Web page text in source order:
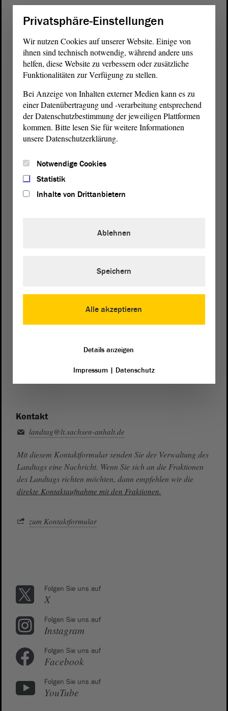
Postanschrift
Landtagvon Sachsen-Anhalt
Domplatz 6–9
Presse- und Öffentlichkeitsarbeit
Kontakt
landtag@lt.sachsen-anhalt.de
Mit diesem Kontaktformular senden Sie der Verwaltung des
Landtags eine Nachricht. Wenn Sie sich an die Fraktionen
des Landtags richten möchten, dann empfehlen wir die
direkte Kontaktaufnahme mit den Fraktionen.
zum Kontaktformular
Folgen Sie uns auf
X
Folgen Sie uns auf
Instagram
Folgen Sie uns auf
Facebook
Folgen Sie uns auf
YouTube
Privatsphäre-Einstellungen
Wir nutzen Cookies auf unserer Website. Einige von
ihnen sind technisch notwendig, während andere uns
helfen, diese Website zu verbessern oder zusätzliche
Funktionalitäten zur Verfügung zu stellen.
Bei Anzeige von Inhalten externer Medien kann es zu
einer Datenübertragung und -verarbeitung entsprechend
der Datenschutzbestimmung der jeweiligen Plattformen
kommen. Bitte lesen Sie für weitere Informationen
unsere Datenschutzerklärung.
Notwendige Cookies
Statistik
Inhalte von Drittanbietern
Alle akzeptieren
Ablehnen
Speichern
Details anzeigen
Impressum| Datenschutz